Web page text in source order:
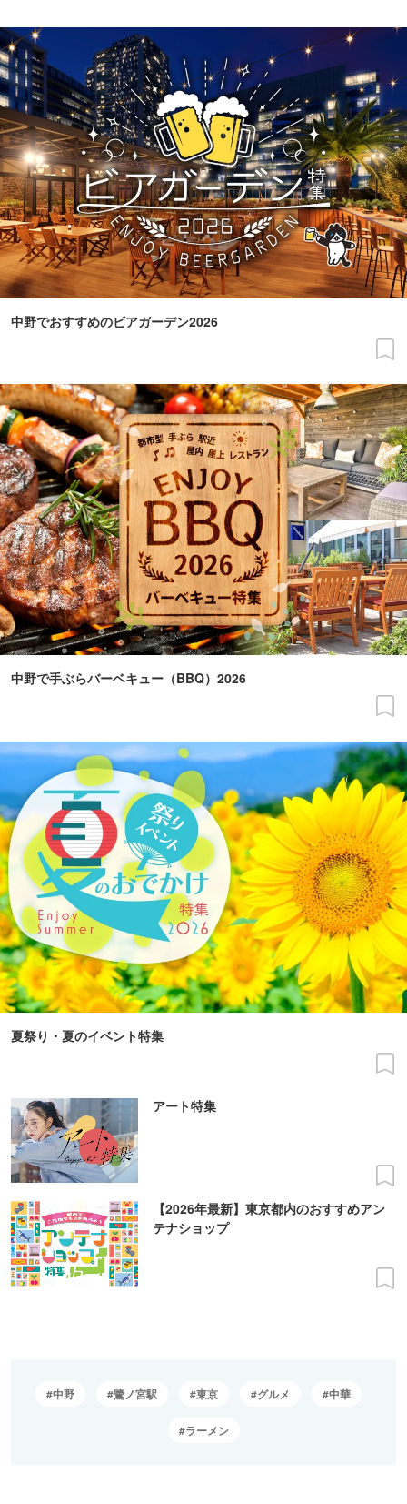
中野でおすすめのビアガーデン2026
中野で手ぶらバーベキュー（BBQ）2026
夏祭り・夏のイベント特集
アート特集
【2026年最新】東京都内のおすすめアン
テナショップ
中野 鷺ノ宮駅 東京 グルメ 中華
ラーメン